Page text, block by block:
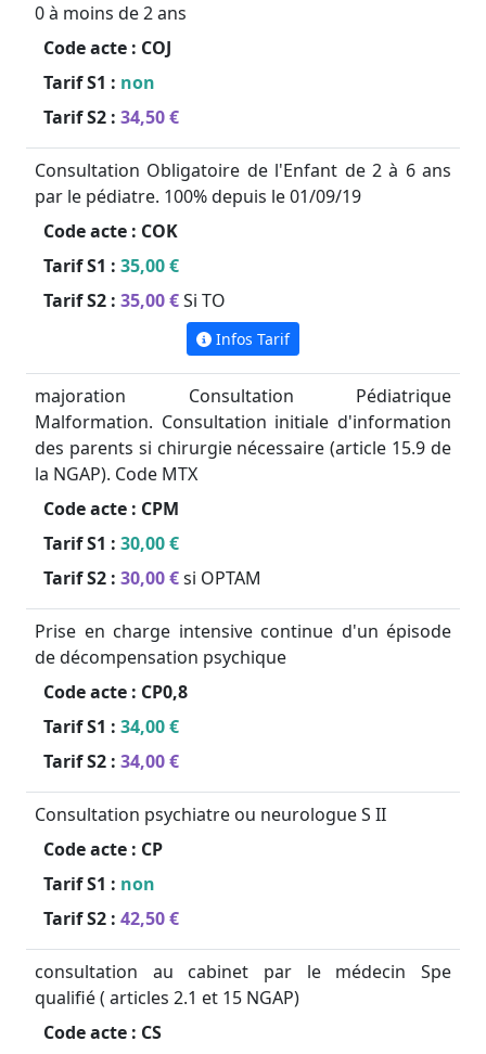
0 à moins de 2 ans
Code acte : COJ
Tarif S1 : non
Tarif S2 : 34,50 €
Consultation Obligatoire de l'Enfant de 2 à 6 ans
par le pédiatre. 100% depuis le 01/09/19
Code acte : COK
Tarif S1 : 35,00 €
Tarif S2 : 35,00 €Si TO
Infos Tarif
majoration Consultation Pédiatrique
Malformation. Consultation initiale d'information
des parents si chirurgie nécessaire (article 15.9 de
la NGAP). Code MTX
Code acte : CPM
Tarif S1 : 30,00 €
Tarif S2 : 30,00 €si OPTAM
Prise en charge intensive continue d'un épisode
de décompensation psychique
Code acte : CP0,8
Tarif S1 : 34,00 €
Tarif S2 : 34,00 €
Consultation psychiatre ou neurologue S II
Code acte : CP
Tarif S1 : non
Tarif S2 : 42,50 €
consultation au cabinet par le médecin Spe
qualifié ( articles 2.1 et 15 NGAP)
Code acte : CS